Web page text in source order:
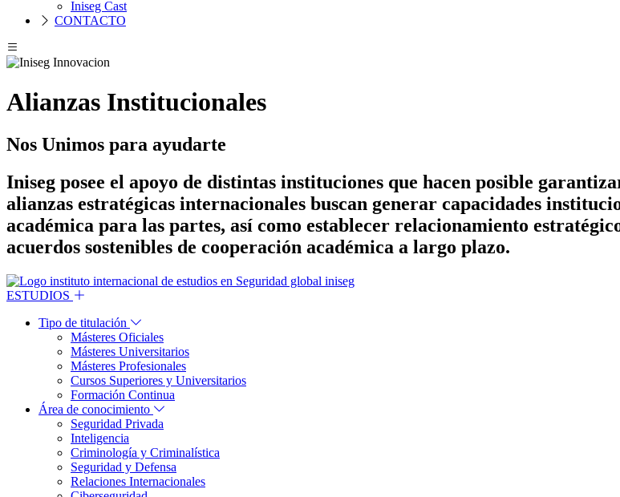
Iniseg Cast
CONTACTO
Alianzas Institucionales
Nos Unimos para ayudarte
Iniseg posee el apoyo de distintas instituciones que hacen posible
alianzas estratégicas internacionales buscan generar capacidades
académica para las partes, así como establecer relacionamiento
acuerdos sostenibles de cooperación académica a largo plazo.
ESTUDIOS
Tipo de titulación
Másteres Oficiales
Másteres Universitarios
Másteres Profesionales
Cursos Superiores y Universitarios
Formación Continua
Área de conocimiento
Seguridad Privada
Inteligencia
Criminología y Criminalística
Seguridad y Defensa
Relaciones Internacionales